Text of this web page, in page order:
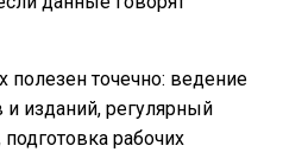
точечно: ведение
изданий, регулярный
рабочих